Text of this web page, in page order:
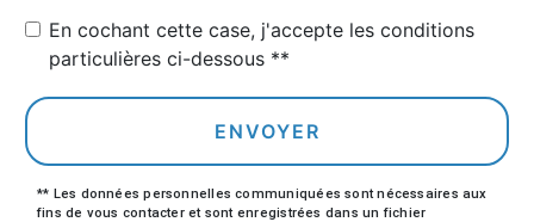
En cochant cette case, j'accepte les conditions
particulières ci-dessous **
ENVOYER
** Les données personnelles communiquées sont nécessaires aux
fins de vous contacter et sont enregistrées dans un fichier